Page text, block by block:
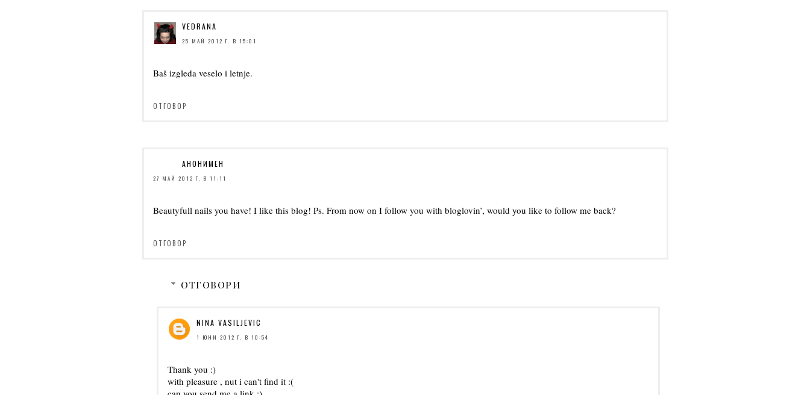
VEDRANA
25 МАЙ 2012 Г. В 15:01
Baš izgleda veselo i letnje.
ОТГОВОР
АНОНИМЕН
27 МАЙ 2012 Г. В 11:11
Beautyfull nails you have! I like this blog! Ps. From now on I follow you with bloglovin’, would you like to follow me back?
ОТГОВОР
ОТГОВОРИ
NINA VASILJEVIC
1 ЮНИ 2012 Г. В 10:54
Thank you :)
with pleasure , nut i can't find it :(